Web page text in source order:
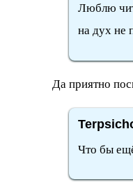
Люблю
на дух не
Да приятно
Что бы